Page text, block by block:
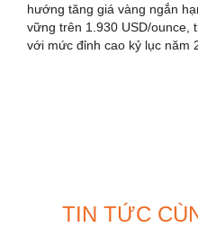
hướng tăng giá vàng ngắn
vững trên 1.930 USD/ounce,
với mức đỉnh cao kỷ lục năm
TIN TỨC